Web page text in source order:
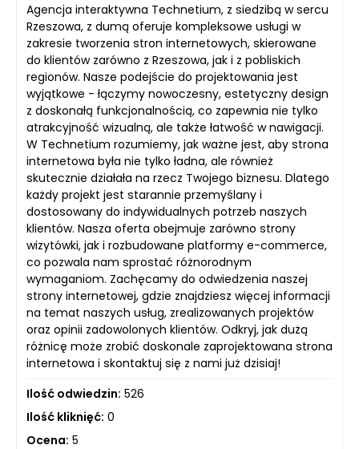
Agencja interaktywna Technetium, z siedzibą w sercu
Rzeszowa, z dumą oferuje kompleksowe usługi w
zakresie tworzenia stron internetowych, skierowane
do klientów zarówno z Rzeszowa, jak i z pobliskich
regionów. Nasze podejście do projektowania jest
wyjątkowe - łączymy nowoczesny, estetyczny design
z doskonałą funkcjonalnością, co zapewnia nie tylko
atrakcyjność wizualną, ale także łatwość w nawigacji.
W Technetium rozumiemy, jak ważne jest, aby strona
internetowa była nie tylko ładna, ale również
skutecznie działała na rzecz Twojego biznesu. Dlatego
każdy projekt jest starannie przemyślany i
dostosowany do indywidualnych potrzeb naszych
klientów. Nasza oferta obejmuje zarówno strony
wizytówki, jak i rozbudowane platformy e-commerce,
co pozwala nam sprostać różnorodnym
wymaganiom. Zachęcamy do odwiedzenia naszej
strony internetowej, gdzie znajdziesz więcej informacji
na temat naszych usług, zrealizowanych projektów
oraz opinii zadowolonych klientów. Odkryj, jak dużą
różnicę może zrobić doskonale zaprojektowana strona
internetowa i skontaktuj się z nami już dzisiaj!
Ilość odwiedzin: 526
Ilość kliknięć: 0
Ocena: 5